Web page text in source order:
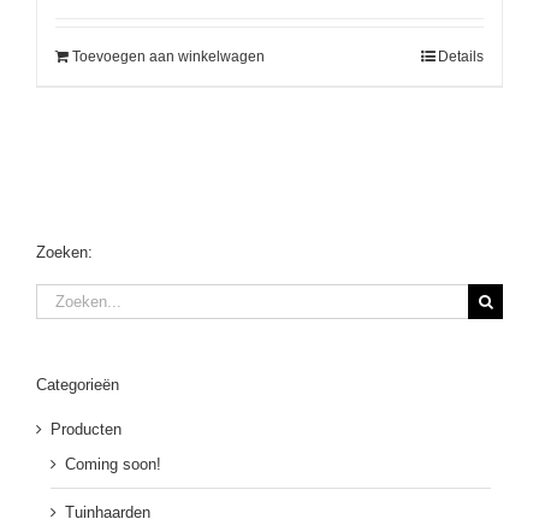
Toevoegen aan winkelwagen Details
Zoeken:
Zoeken
naar:
Categorieën
Producten
Coming soon!
Tuinhaarden